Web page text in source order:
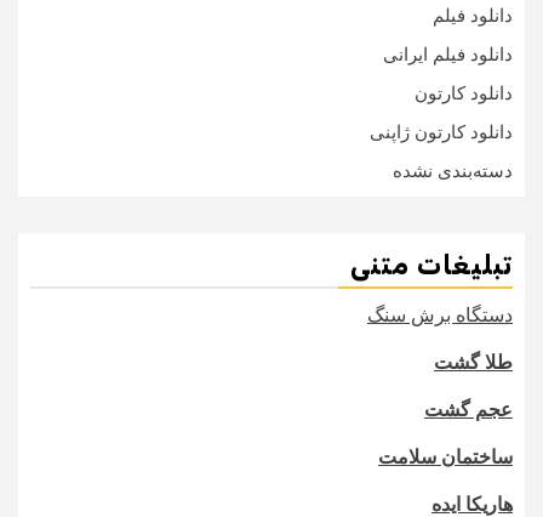
دانلود فیلم
دانلود فیلم ایرانی
دانلود کارتون
دانلود کارتون ژاپنی
دسته‌بندی نشده
تبلیغات متنی
دستگاه برش سنگ
طلا گشت
عجم گشت
ساختمان سلامت
هاریکا ایده